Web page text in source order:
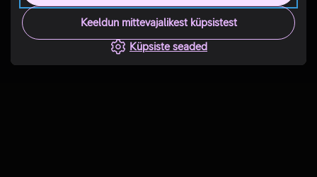
Keeldun mittevajalikest küpsistest
Küpsiste seaded